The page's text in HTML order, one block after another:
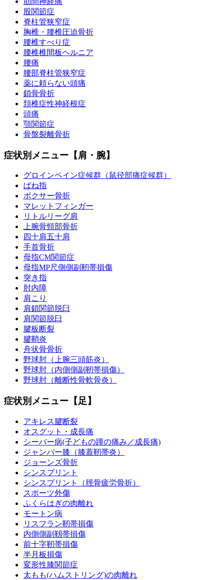
股関節症
脊柱管狭窄症
胸椎・腰椎圧迫骨折
腰椎すべり症
腰椎椎間板ヘルニア
腰痛
腰部脊柱管狭窄症
薬に頼らない頭痛
鎖骨骨折
頚椎症性神経根症
頭痛
顎関節症
骨盤裂離骨折
症状別メニュー【肩・腕】
グロインペイン症候群（鼠径部痛症候群）
ばね指
ボクサー骨折
マレットフィンガー
リトルリーグ肩
上腕骨頸部骨折
四十肩五十肩
手首骨折
母指CM関節症
母指MP尺側側副靭帯損傷
突き指
肘内障
肩こり
肩鎖関節脱臼
肩関節脱臼
腱板断裂
腱鞘炎
舟状骨骨折
野球肘（上腕三頭筋炎）
野球肘（内側側副靭帯損傷）
野球肘（離断性骨軟骨炎）
症状別メニュー【足】
アキレス腱断裂
オスグット・成長痛
シーバー病(子どもの踵の痛み／成長痛)
ジャンパー膝（膝蓋靭帯炎）
ジョーンズ骨折
シンスプリント
シンスプリント（脛骨疲労骨折）
スポーツ外傷
ふくらはぎの肉離れ
モートン病
リスフラン靭帯損傷
内側側副靱帯損傷
前十字靭帯損傷
半月板損傷
変形性膝関節症
太もも(ハムストリング)の肉離れ